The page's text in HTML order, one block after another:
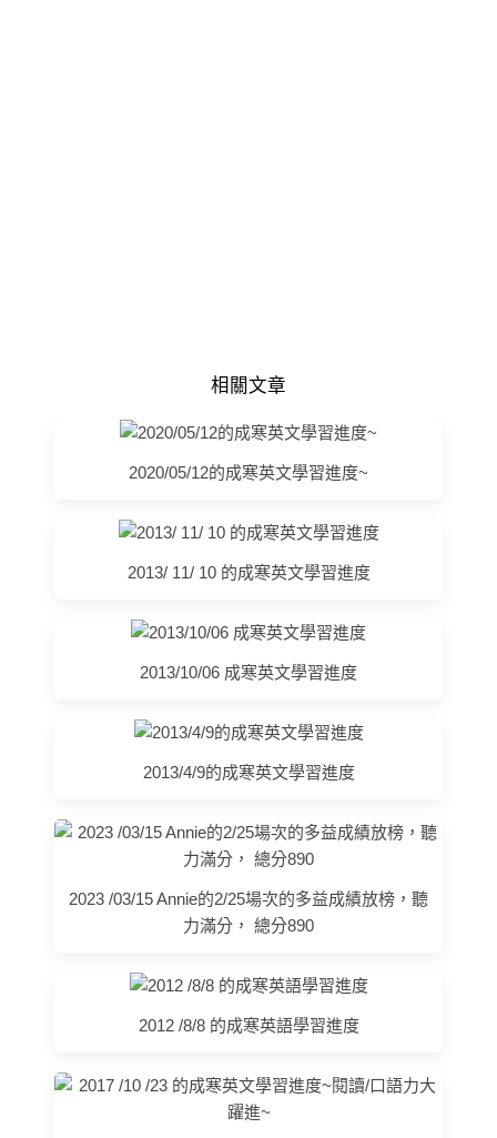
相關文章
2020/05/12的成寒英文學習進度~
2013/ 11/ 10 的成寒英文學習進度
2013/10/06 成寒英文學習進度
2013/4/9的成寒英文學習進度
2023 /03/15 Annie的2/25場次的多益成績放榜，聽
力滿分， 總分890
2012 /8/8 的成寒英語學習進度